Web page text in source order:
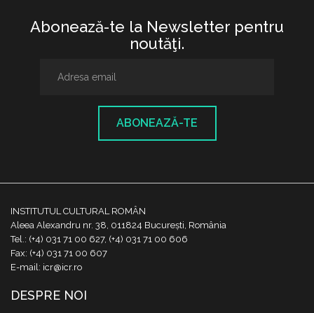
Abonează-te la Newsletter pentru
noutăţi.
ABONEAZĂ-TE
INSTITUTUL CULTURAL ROMÂN
Aleea Alexandru nr. 38, 011824 București, România
Tel.: (+4) 031 71 00 627, (+4) 031 71 00 606
Fax: (+4) 031 71 00 607
E-mail: icr@icr.ro
DESPRE NOI